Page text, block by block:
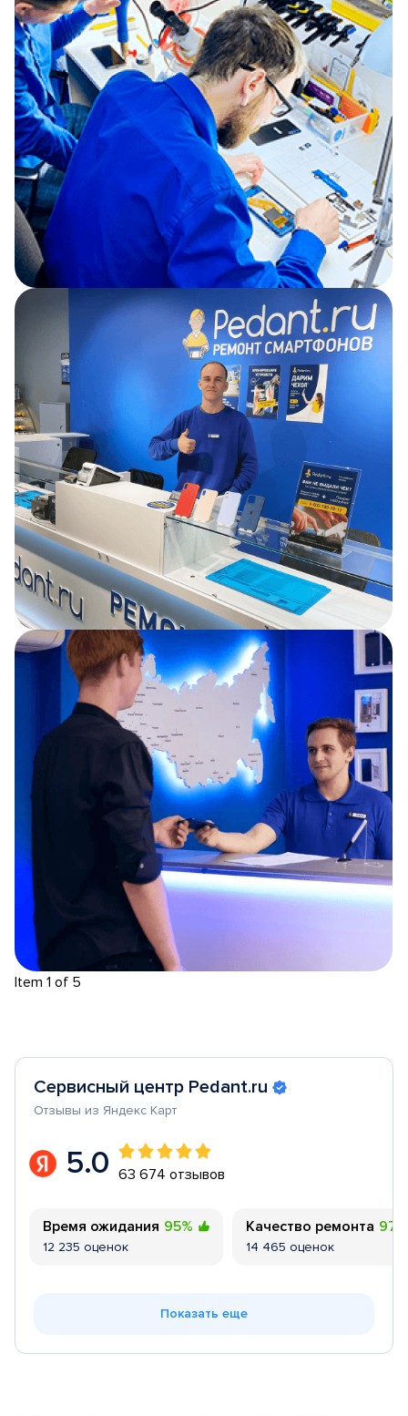
Item 1 of 5
Сервисный центр Pedant.ru
Отзывы из Яндекс Карт
5.0 63 674 отзывов
Время ожидания 95%
12 235 оценок
Качество ремонта 97%
14 465 оценок
Показать еще